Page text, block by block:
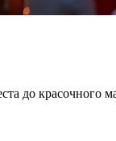
до красочного